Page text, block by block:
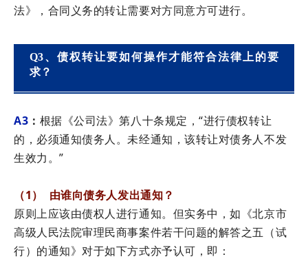
法》，合同义务的转让需要对方同意方可进行。
Q3、债权转让要如何操作才能符合法律上的要
求？
A3 ： 根据《公司法》第八十条规定，“进行债权转让
的，必须通知债务人。未经通知，该转让对债务人不发
生效力。”
（1） 由谁向债务人发出通知？
原则上应该由债权人进行通知。但实务中，如《北京市
高级人民法院审理民商事案件若干问题的解答之五（试
行）的通知》对于如下方式亦予认可，即：